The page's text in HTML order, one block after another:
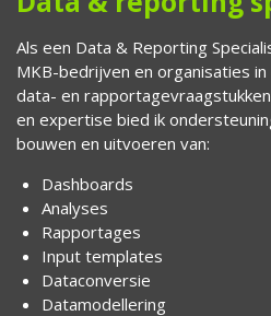
Als een Data & Reporting
MKB-bedrijven en organisaties
data- en
en expertise bied ik
bouwen en uitvoeren van:
Dashboards
Analyses
Rapportages
Input templates
Dataconversie
Datamodellering